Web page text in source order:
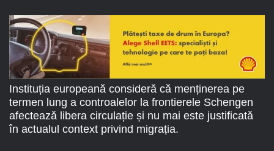
Instituția europeană consideră că menținerea pe
termen lung a controalelor la frontierele Schengen
afectează libera circulație și nu mai este justificată
în actualul context privind migrația.